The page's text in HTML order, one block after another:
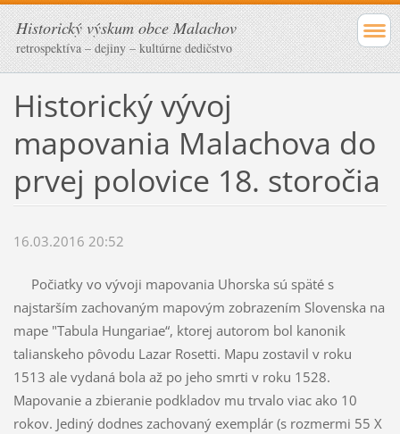
Historický výskum obce Malachov
retrospektíva – dejiny – kultúrne dedičstvo
Historický vývoj
mapovania Malachova do
prvej polovice 18. storočia
16.03.2016 20:52
Počiatky vo vývoji mapovania Uhorska sú späté s
najstarším zachovaným mapovým zobrazením Slovenska na
mape "Tabula Hungariae“, ktorej autorom bol kanonik
talianskeho pôvodu Lazar Rosetti. Mapu zostavil v roku
1513 ale vydaná bola až po jeho smrti v roku 1528.
Mapovanie a zbieranie podkladov mu trvalo viac ako 10
rokov. Jediný dodnes zachovaný exemplár (s rozmermi 55 X